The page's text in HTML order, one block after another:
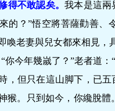
得不敢認矣。我本是這兩
的？”悟空將菩薩勸善
喚老妻與兒女都來相見
你今年幾嵗了？”老者道
，但只在這山脚下，已
猴。只到如今，你纔脫